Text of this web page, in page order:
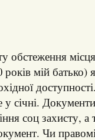
обстеження
мій
січні.
соц захисту, а
Чи